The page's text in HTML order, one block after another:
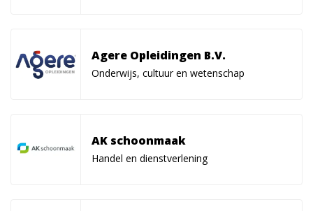
Agere Opleidingen B.V.
Onderwijs, cultuur en wetenschap
AK schoonmaak
Handel en dienstverlening